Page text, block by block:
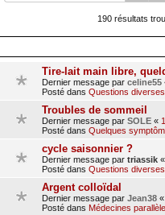
190 résultats
Tire-lait main libre,
Dernier message par celine55
Posté dans Questions diverses
Troubles de sommeil
Dernier message par SOLE «
Posté dans Quelques
cycle saisonnier ?
Dernier message par triassik «
Posté dans Questions diverses
Argent colloïdal
Dernier message par Jean38 «
Posté dans Médecines